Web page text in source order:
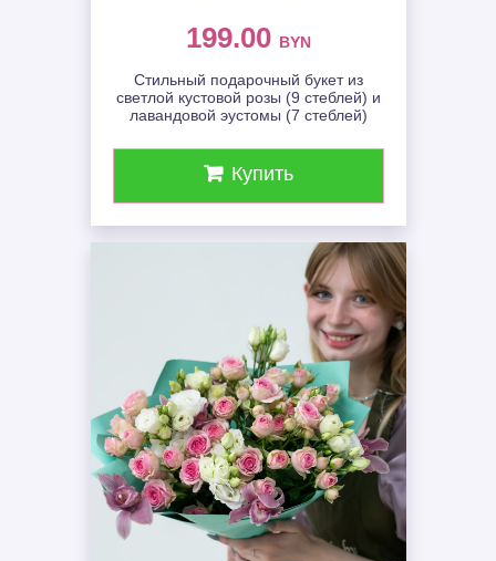
199.00 BYN
Стильный подарочный букет из
светлой кустовой розы (9 стеблей) и
лавандовой эустомы (7 стеблей)
Купить